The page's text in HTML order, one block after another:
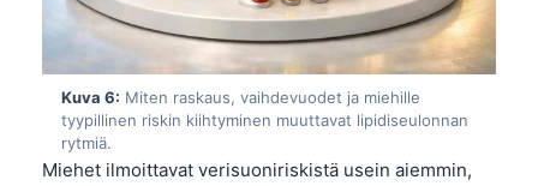
Kuva 6: Miten raskaus, vaihdevuodet ja miehille
tyypillinen riskin kiihtyminen muuttavat lipidiseulonnan
rytmiä.
Miehet ilmoittavat verisuoniriskistä usein aiemmin,
Català
Қазақ тілі
Hrvatski
كوردی‎